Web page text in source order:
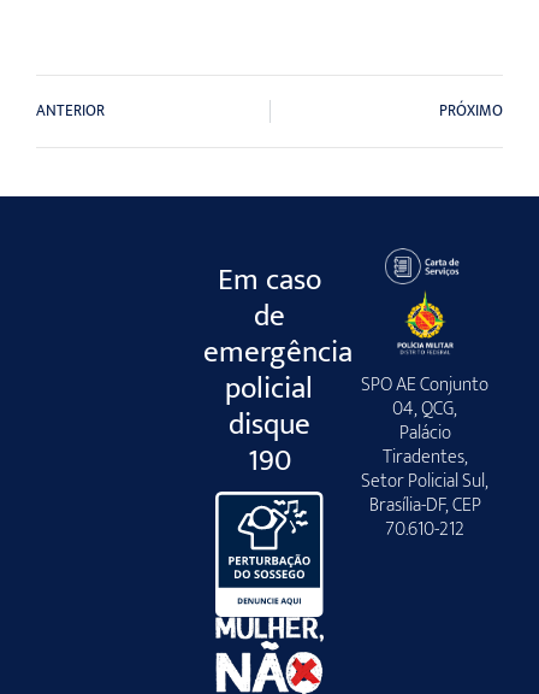
ANTERIOR PRÓXIMO
Em caso
de
emergência
policial
disque
190
SPO AE Conjunto
04, QCG,
Palácio
Tiradentes,
Setor Policial Sul,
Brasília-DF, CEP
70.610-212